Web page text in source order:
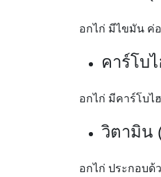
อกไก่ มีไขมัน ค่
คาร์โบ
อกไก่ มีคาร์โบไ
วิตามิน
อกไก่ ประกอบด้